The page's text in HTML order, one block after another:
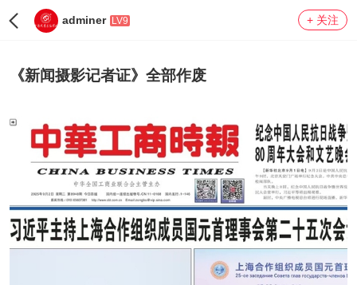
adminer LV9 + 关注
《新闻摄影记者证》全部作废